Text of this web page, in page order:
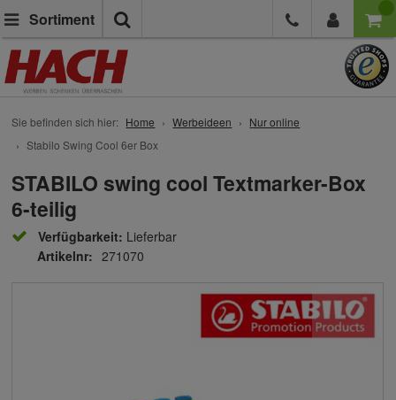
Sortiment
Sie befinden sich hier: Home Werbeideen
Nur online
Stabilo Swing Cool 6er Box
STABILO swing cool Textmarker-Box
6-teilig
Verfügbarkeit: Lieferbar
Artikelnr: 271070